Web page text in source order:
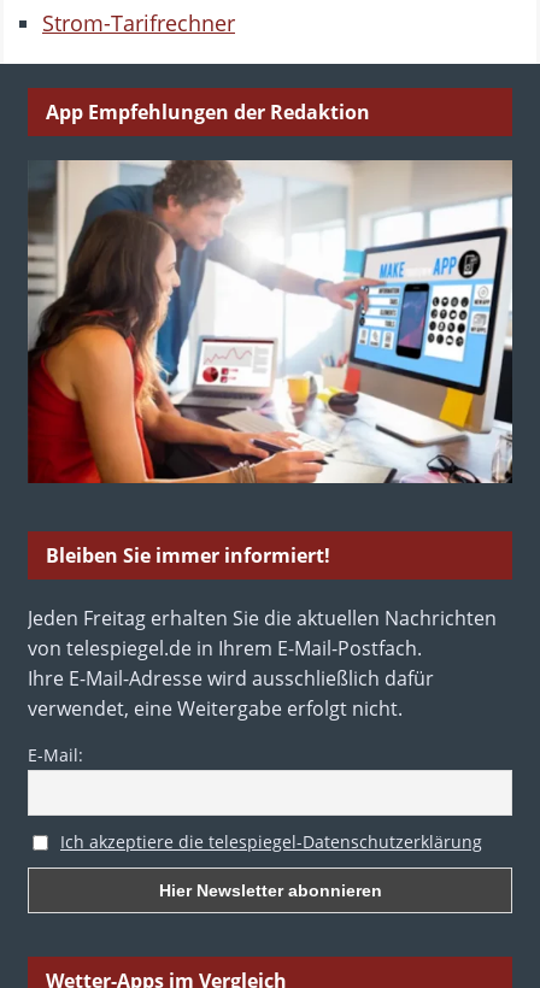
Strom-Tarifrechner
App Empfehlungen der Redaktion
Bleiben Sie immer informiert!
Jeden Freitag erhalten Sie die aktuellen Nachrichten
von telespiegel.de in Ihrem E-Mail-Postfach.
Ihre E-Mail-Adresse wird ausschließlich dafür
verwendet, eine Weitergabe erfolgt nicht.
E-Mail:
Ich akzeptiere die telespiegel-Datenschutzerklärung
Wetter-Apps im Vergleich